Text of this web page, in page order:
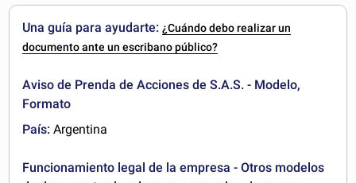
Una guía para ayudarte:¿Cuándo debo realizar un
documento ante un escribano público?
Aviso de Prenda de Acciones de S.A.S. - Modelo,
Formato
País: Argentina
Funcionamiento legal de la empresa - Otros modelos